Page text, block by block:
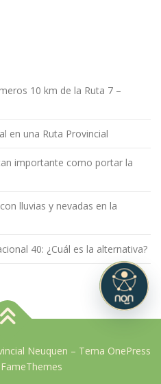
10 km de la Ruta 7 –
en una Ruta Provincial
importante como portar la
lluvias y nevadas en la
40: ¿Cuál es la alternativa?
Neuquen – Tema OnePress